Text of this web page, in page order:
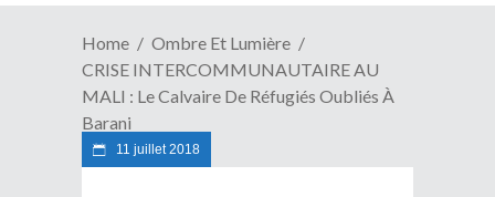
Home
Ombre Et Lumière
CRISE INTERCOMMUNAUTAIRE AU
MALI : Le Calvaire De Réfugiés Oubliés À
Barani
11 juillet 2018